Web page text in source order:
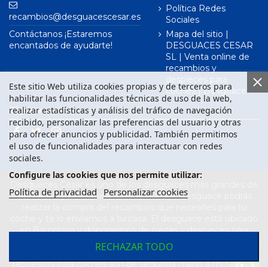
recambios@desguacescesar.es
Contáctanos ¡Estaremos
encantados de ayudarte!
Política Redes
Sociales
Mapa del sitio |
DESGUACES CESAR
SL | Venta online de
recambios y
despieces para
coches | Desguace
Este sitio Web utiliza cookies propias y de terceros para
habilitar las funcionalidades técnicas de uso de la web,
realizar estadísticas y análisis del tráfico de navegación
recibido, personalizar las preferencias del usuario y otras
para ofrecer anuncios y publicidad. También permitimos
el uso de funcionalidades para interactuar con redes
sociales.
Configure las cookies que nos permite utilizar:
Política de privacidad Personalizar cookies
RECHAZAR TODO
Síguenos en
Barcelona y de España. Desde nuestro desguace podrás
en Barcelona y disponemos de piezas y despieces para
todas las marcas de vehículos. Compra el recambio que
necesitas para tu coche en nuestro desguace. Los
repuestos para coches son de segunda mano a muy buen